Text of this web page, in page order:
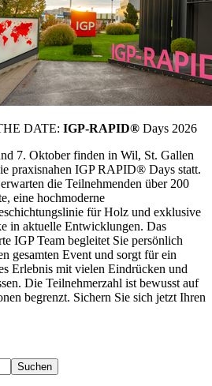
DATE: IGP-RAPID® Days 2026
7. Oktober finden in Wil, St. Gallen
praxisnahen IGP RAPID® Days statt.
die Teilnehmenden über 200
eine hochmoderne
für Holz und exklusive
in aktuelle Entwicklungen. Das
IGP Team begleitet Sie persönlich
gesamten Event und sorgt für ein
Erlebnis mit vielen Eindrücken und
Die Teilnehmerzahl ist bewusst auf
begrenzt. Sichern Sie sich jetzt Ihren
Suchen